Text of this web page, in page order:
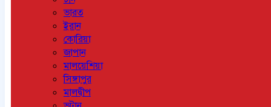
ভারত
ইরান
কোরিয়া
জাপান
মালয়েশিয়া
সিঙ্গাপুর
মালদ্বীপ